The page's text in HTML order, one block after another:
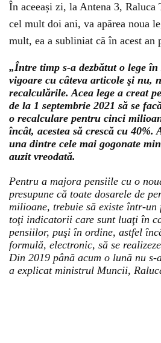
În aceeași zi, la Antena 3, Raluca
cel mult doi ani, va apărea noua
mult, ea a subliniat că în acest an
„Între timp s-a dezbătut o lege
vigoare cu câteva articole şi nu,
recalculările. Acea lege a creat
de la 1 septembrie 2021 să se
o recalculare pentru cinci
încât, acestea să crescă cu 40%.
una dintre cele mai gogonate
auzit vreodată.
Pentru a majora pensiile cu o
presupune că toate dosarele de
milioane, trebuie să existe într-
toţi indicatorii care sunt luaţi în
pensiilor, puşi în ordine, astfel
formulă, electronic, să se
Din 2019 până acum o lună nu
a explicat ministrul Muncii,